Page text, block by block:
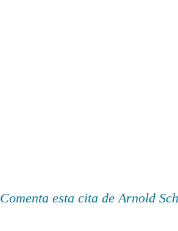
Comenta esta cita de Arnold